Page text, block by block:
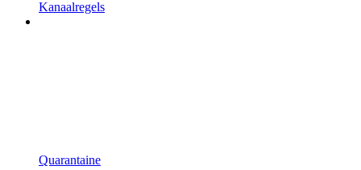
Kanaalregels
Quarantaine